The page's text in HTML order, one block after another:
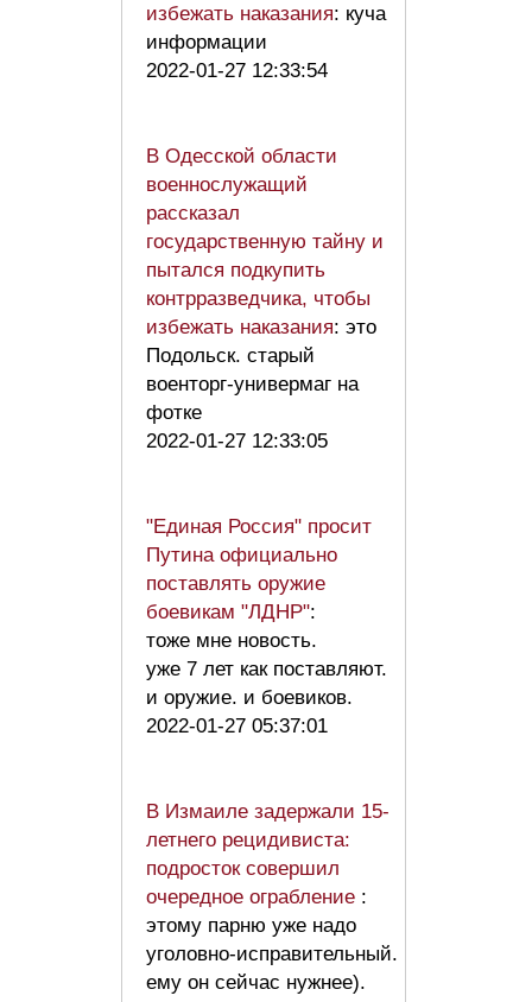
избежать наказания: куча
информации
2022-01-27 12:33:54
В Одесской области
военнослужащий
рассказал
государственную тайну и
пытался подкупить
контрразведчика, чтобы
избежать наказания: это
Подольск. старый
военторг-универмаг на
фотке
2022-01-27 12:33:05
"Единая Россия" просит
Путина официально
поставлять оружие
боевикам "ЛДНР":
тоже мне новость.
уже 7 лет как поставляют.
и оружие. и боевиков.
2022-01-27 05:37:01
В Измаиле задержали 15-
летнего рецидивиста:
подросток совершил
очередное ограбление :
этому парню уже надо
уголовно-исправительный.
ему он сейчас нужнее).